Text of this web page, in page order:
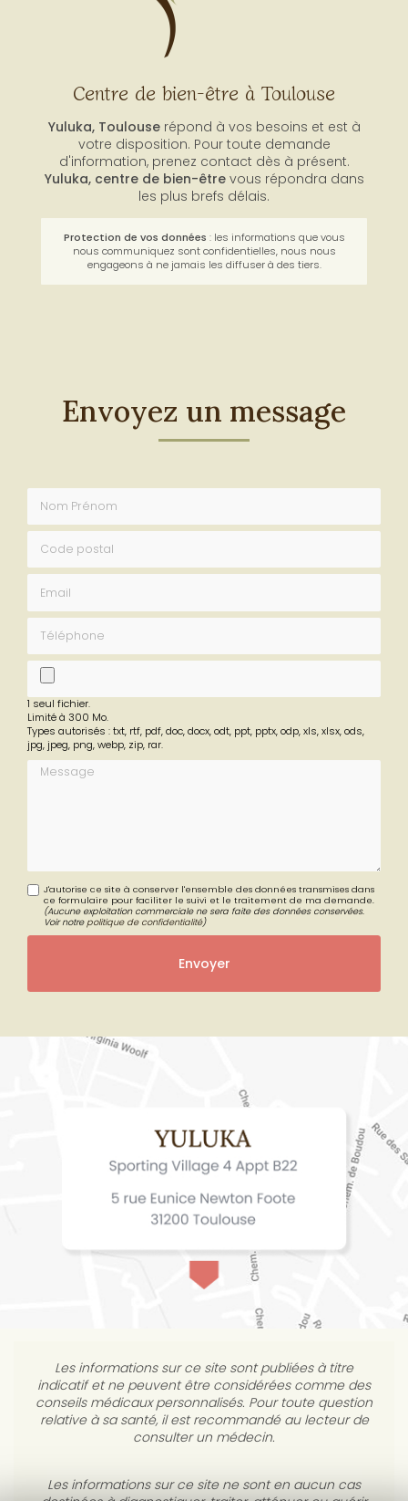
Centre de bien-être à Toulouse
Yuluka, Toulouserépond à vos besoins et est à
votre disposition. Pour toute demande
d'information, prenez contact dès à présent.
Yuluka, centre de bien-êtrevous répondra dans
les plus brefs délais.
Protection de vos données : les informations que vous
nous communiquez sont confidentielles, nous nous
engageons à ne jamais les diffuser à des tiers.
Envoyez un message
Nom Prénom
Téléphone
fichier
1 seul fichier.
Limité à 300 Mo.
Types autorisés : txt, rtf, pdf, doc, docx, odt, ppt, pptx, odp, xls, xlsx, ods,
jpg, jpeg, png, webp, zip, rar.
Message
J'autorise ce site à conserver l'ensemble des données transmises dans
ce formulaire pour faciliter le suivi et le traitement de ma demande.
(Aucune exploitation commerciale ne sera faite des données conservées.
Voir notre politique de confidentialité)
Les informations sur ce site sont publiées à titre
indicatif et ne peuvent être considérées comme des
conseils médicaux personnalisés. Pour toute question
relative à sa santé, il est recommandé au lecteur de
consulter un médecin.
Les informations sur ce site ne sont en aucun cas